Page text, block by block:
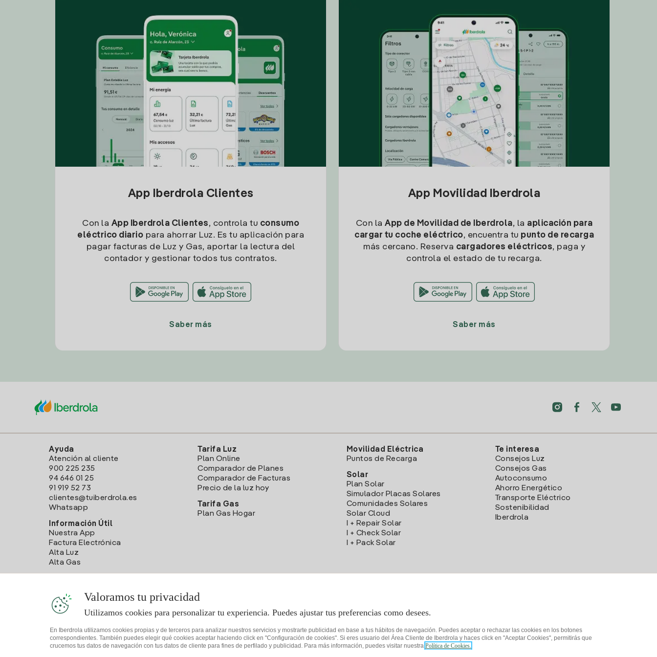
App Iberdrola Clientes
Con la App Iberdrola Clientes, controla tu consumo
eléctrico diario para ahorrar Luz. Es tu aplicación para
pagar facturas de Luz y Gas, aportar la lectura del
contador y gestionar todos tus contratos.
Saber más
App Movilidad Iberdrola
Con la App de Movilidad de Iberdrola, la aplicación para
cargar tu coche eléctrico, encuentra tu punto de recarga
más cercano. Reserva cargadores eléctricos, paga y
controla el estado de tu recarga.
Saber más
Ayuda
Atención al cliente
900 225 235
94 646 01 25
91 919 52 73
clientes@tuiberdrola.es
Whatsapp
Información Útil
Nuestra App
Factura Electrónica
Alta Luz
Alta Gas
Tarifa Luz
Plan Online
Comparador de Planes
Comparador de Facturas
Precio de la luz hoy
Tarifa Gas
Plan Gas Hogar
Movilidad Eléctrica
Puntos de Recarga
Solar
Plan Solar
Simulador Placas Solares
Comunidades Solares
Solar Cloud
I + Repair Solar
I + Check Solar
I + Pack Solar
Te interesa
Consejos Luz
Consejos Gas
Autoconsumo
Ahorro Energético
Transporte Eléctrico
Sostenibilidad
Iberdrola
Valoramos tu privacidad
Utilizamos cookies para personalizar tu experiencia. Puedes ajustar tus preferencias como desees.
En Iberdrola utilizamos cookies propias y de terceros para analizar nuestros servicios y mostrarte publicidad en base a tus hábitos de navegación. Puedes aceptar o rechazar las cookies en los botones
correspondientes. También puedes elegir qué cookies aceptar haciendo click en "Configuración de cookies". Si eres usuario del Área Cliente de Iberdrola y haces click en "Aceptar Cookies", permitirás que
crucemos tus datos de navegación con tus datos de cliente para fines de perfilado y publicidad. Para más información, puedes visitar nuestra Política de Cookies.